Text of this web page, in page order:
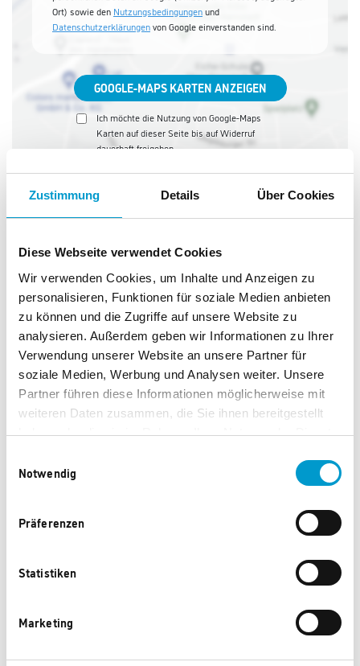
Zustimmung Details Über Cookies
Diese Webseite verwendet Cookies
Wir verwenden Cookies, um Inhalte und Anzeigen zu
personalisieren, Funktionen für soziale Medien anbieten
zu können und die Zugriffe auf unsere Website zu
analysieren. Außerdem geben wir Informationen zu Ihrer
Verwendung unserer Website an unsere Partner für
soziale Medien, Werbung und Analysen weiter. Unsere
Partner führen diese Informationen möglicherweise mit
weiteren Daten zusammen, die Sie ihnen bereitgestellt
haben oder die sie im Rahmen Ihrer Nutzung der Dienste
Notwendig
Präferenzen
Statistiken
Marketing
Ort) sowie den Nutzungsbedingungenund
Datenschutzerklärungenvon Google einverstanden sind.
GOOGLE-MAPS KARTEN ANZEIGEN
Ich möchte die Nutzung von Google-Maps
Karten auf dieser Seite bis auf Widerruf
dauerhaft freigeben.
Hamacher &
Wexel GmbH
Roitzheimer
Straße 178
53879
Euskirchen